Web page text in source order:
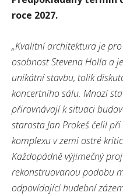
roce 2027.
„Kvalitní architektura je
osobnost Stevena Holla a
unikátní stavbu, tolik
koncertního sálu. Mnozí
přirovnávají k situaci
starosta Jan Prokeš čelil
komplexu v zemi ostré
Každopádně výjimečný
rekonstruovanou podobu
odpovídající hudební